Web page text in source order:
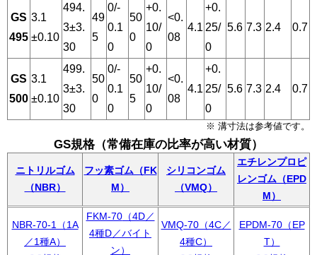
GS
495
3.1
±0.10
494.
3±3.
30
49
5
0/-
0.1
0
50
0
+0.
10/
0
<0.
08
4.1
+0.
25/
0
5.6 7.3 2.4 0.7
GS
500
3.1
±0.10
499.
3±3.
30
50
0
0/-
0.1
0
50
5
+0.
10/
0
<0.
08
4.1
+0.
25/
0
5.6 7.3 2.4 0.7
※ 溝寸法は参考値です。
GS規格（常備在庫の比率が高い材質）
ニトリルゴム
（NBR）
フッ素ゴム（FK
M）
シリコンゴム
（VMQ）
エチレンプロピ
レンゴム（EPD
M）
NBR-70-1（1A
／1種A）
FKM-70（4D／
4種D／バイト
ン）
VMQ-70（4C／
4種C）
EPDM-70（EP
T）